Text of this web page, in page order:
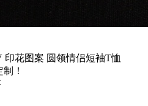
印花图案 圆领情侣短袖T恤
！